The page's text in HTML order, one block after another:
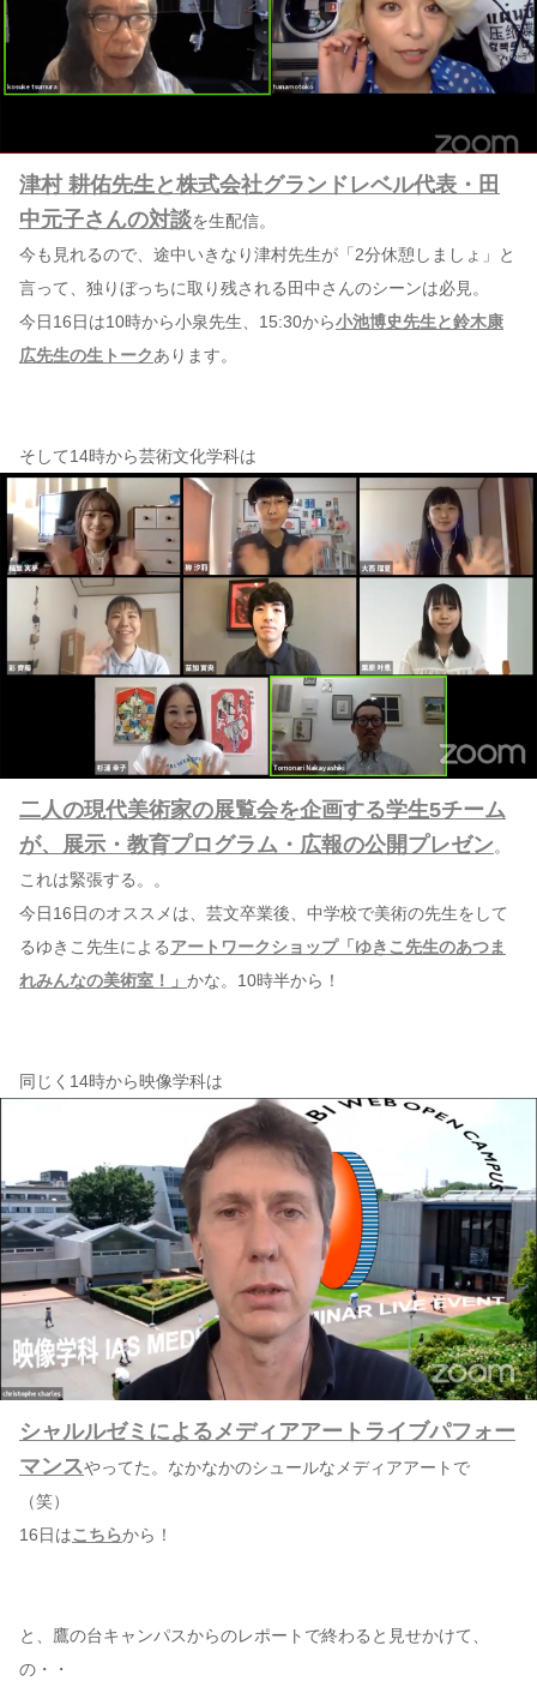
津村 耕佑先生と株式会社グランドレベル代表・田
中元子さんの対談を生配信。
今も見れるので、途中いきなり津村先生が「2分休憩しましょ」と
言って、独りぼっちに取り残される田中さんのシーンは必見。
今日16日は10時から小泉先生、15:30から小池博史先生と鈴木康
広先生の生トークあります。
そして14時から芸術文化学科は
二人の現代美術家の展覧会を企画する学生5チーム
が、展示・教育プログラム・広報の公開プレゼン。
これは緊張する。。
今日16日のオススメは、芸文卒業後、中学校で美術の先生をして
るゆきこ先生によるアートワークショップ「ゆきこ先生のあつま
れみんなの美術室！」 かな。10時半から！
同じく14時から映像学科は
シャルルゼミによるメディアアートライブパフォー
マンスやってた。なかなかのシュールなメディアアートで
（笑）
16日はこちらから！
と、鷹の台キャンパスからのレポートで終わると見せかけて、
の・・